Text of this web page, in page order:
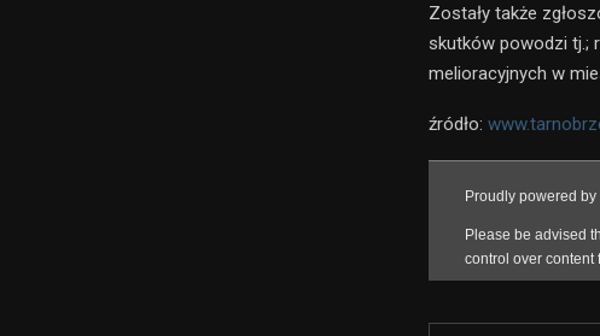
Zostały także
skutków powodzi tj.;
melioracyjnych w
źródło: